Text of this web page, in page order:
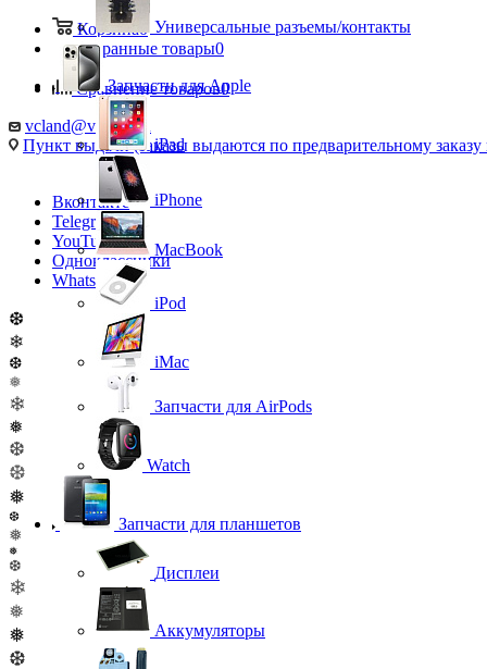
Корзина0
Избранные товары0
Сравнение товаров0
vcland@vcland.ru
Пункт выдачи (заказы выдаются по предварительному заказу
Вконтакте
Telegram
YouTube
Одноклассники
WhatsApp
❆
❄
❆
❅
❄
❅
❆
❆
❅
❆
❅
❅
❆
❄
❅
❅
❆
Универсальные разъемы/контакты
Запчасти для Apple
iPad
iPhone
MacBook
iPod
iMac
Запчасти для AirPods
Watch
Запчасти для планшетов
Дисплеи
Аккумуляторы